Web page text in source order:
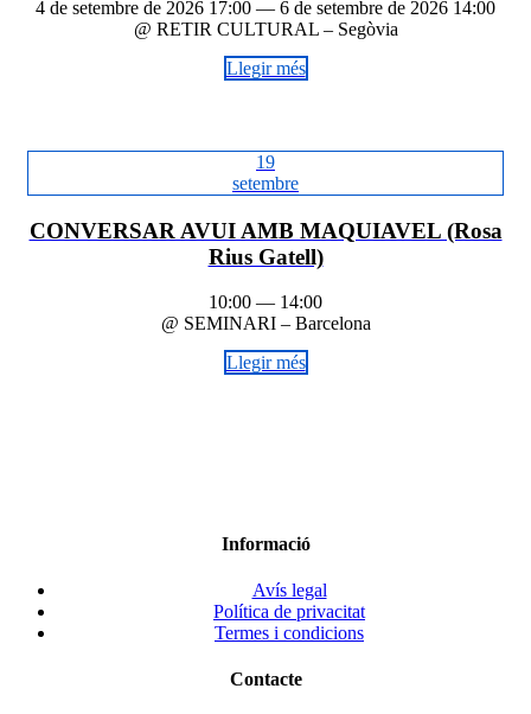
4 de setembre de 2026 17:00 — 6 de setembre de 2026 14:00
@ RETIR CULTURAL – Segòvia
Llegir més
19
setembre
CONVERSAR AVUI AMB MAQUIAVEL (Rosa
Rius Gatell)
10:00 — 14:00
@ SEMINARI – Barcelona
Llegir més
Informació
Avís legal
Política de privacitat
Termes i condicions
Contacte